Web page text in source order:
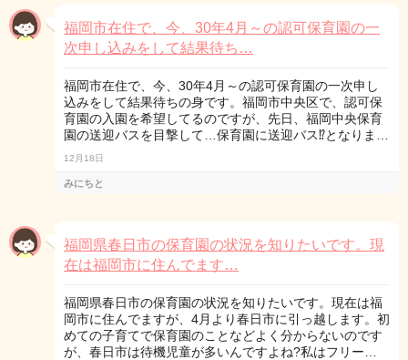
福岡市在住で、今、30年4月～の認可保育園の一
次申し込みをして結果待ち…
福岡市在住で、今、30年4月～の認可保育園の一次申し
込みをして結果待ちの身です。福岡市中央区で、認可保
育園の入園を希望してるのですが、先日、福岡中央保育
園の送迎バスを目撃して…保育園に送迎バス⁉️となりま…
12月18日
みにちと
福岡県春日市の保育園の状況を知りたいです。現
在は福岡市に住んでます…
福岡県春日市の保育園の状況を知りたいです。現在は福
岡市に住んでますが、4月より春日市に引っ越します。初
めての子育てで保育園のことなどよく分からないのです
が、春日市は待機児童が多いんですよね?私はフリー…